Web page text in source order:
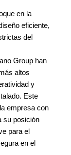
en la
eficiente,
del
Group han
altos
y
Este
empresa con
su posición
para el
en el